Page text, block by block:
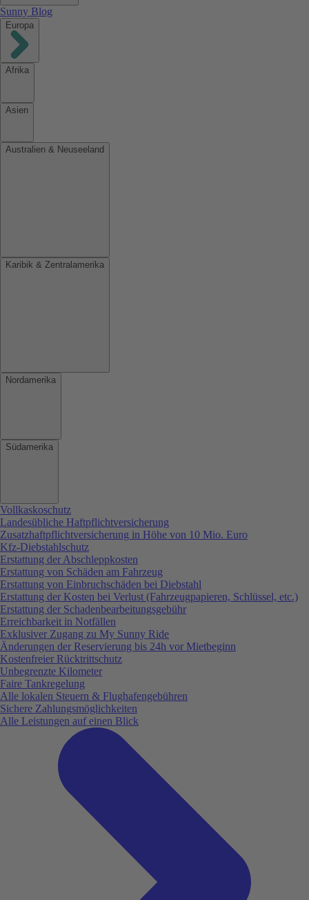
Sunny Blog
Europa
Afrika
Asien
Australien & Neuseeland
Karibik & Zentralamerika
Nordamerika
Südamerika
Vollkaskoschutz
Landesübliche Haftpflichtversicherung
Zusatzhaftpflichtversicherung in Höhe von 10 Mio. Euro
Kfz-Diebstahlschutz
Erstattung der Abschleppkosten
Erstattung von Schäden am Fahrzeug
Erstattung von Einbruchschäden bei Diebstahl
Erstattung der Kosten bei Verlust (Fahrzeugpapieren, Schlüssel, etc.)
Erstattung der Schadenbearbeitungsgebühr
Erreichbarkeit in Notfällen
Exklusiver Zugang zu My Sunny Ride
Änderungen der Reservierung bis 24h vor Mietbeginn
Kostenfreier Rücktrittschutz
Unbegrenzte Kilometer
Faire Tankregelung
Alle lokalen Steuern & Flughafengebühren
Sichere Zahlungsmöglichkeiten
Alle Leistungen auf einen Blick